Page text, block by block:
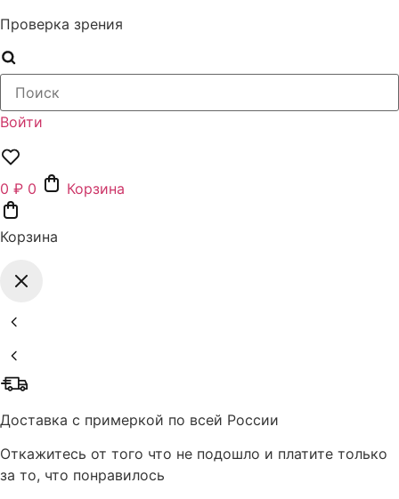
Проверка зрения
Войти
0 ₽ 0 Корзина
Корзина
Доставка с примеркой по всей России
Откажитесь от того что не подошло и платите только
за то, что понравилось